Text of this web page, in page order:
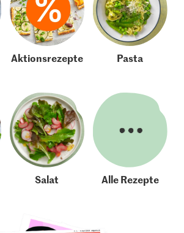
Aktionsrezepte Pasta
Salat Alle Rezepte